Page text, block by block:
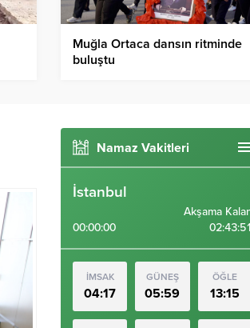
Muğla Ortaca dansın ritminde
buluştu
Namaz Vakitleri
İstanbul
00:00:00
Akşama
02:43:50
İMSAK
04:17
GÜNEŞ
05:59
ÖĞLE
13:15